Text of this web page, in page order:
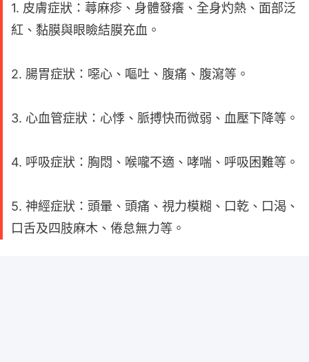
1. 皮膚症狀：蕁麻疹、身體發癢、全身灼熱、面部泛
紅、黏膜與眼瞼結膜充血。
2. 腸胃症狀：噁心、嘔吐、腹痛、腹瀉等。
3. 心血管症狀：心悸、脈搏快而微弱、血壓下降等。
4. 呼吸症狀：胸悶、喉嚨不適、哮喘、呼吸困難等。
5. 神經症狀：頭暈、頭痛、視力模糊、口乾、口渴、
口舌及四肢麻木、倦怠無力等。